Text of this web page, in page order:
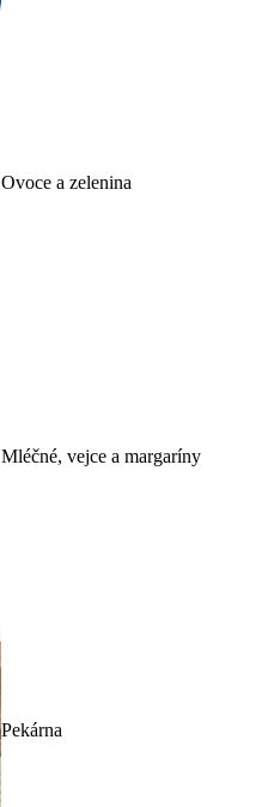
Ovoce a zelenina
Mléčné, vejce a margaríny
Pekárna